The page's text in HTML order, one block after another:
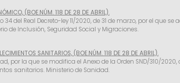
(BOE.NÚM. 118 DE 28 DE ABRIL).
34 del Real Decreto-ley 11/2020, de 31 de marzo, por el que
de Inclusión, Seguridad Social y Migraciones.
SANITARIOS, (BOE.NÚM. 118 DE 28 DE ABRIL).
por la que se modifica el Anexo de la Orden SND/310/
sanitarios. Ministerio de Sanidad.